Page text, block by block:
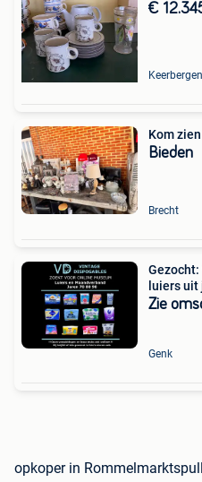
€
Keerbergen
Kom
Bieden
Brecht
Gezocht:
luiers
Zie
Genk
opkoper in